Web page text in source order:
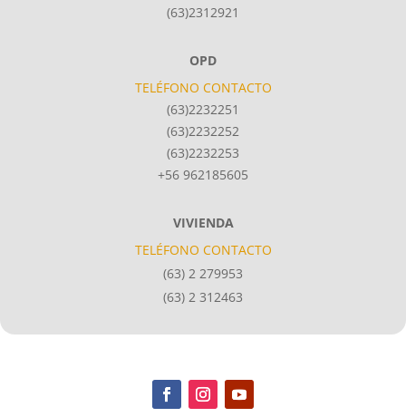
(63)2312921
OPD
TELÉFONO CONTACTO
(63)2232251
(63)2232252
(63)2232253
+56 962185605
VIVIENDA
TELÉFONO CONTACTO
(63) 2 279953
(63) 2 312463